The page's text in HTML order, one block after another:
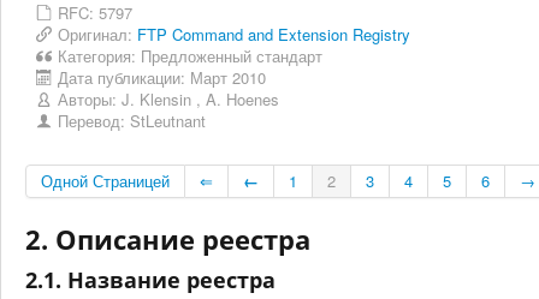
RFC: 5797
Оригинал: FTP Command and Extension Registry
Категория: Предложенный стандарт
Дата публикации: Март 2010
Авторы: J. Klensin , A. Hoenes
Перевод: StLeutnant
Одной Страницей ⇐ ← 1 2 3 4 5 6 →
2. Описание реестра
2.1. Название реестра